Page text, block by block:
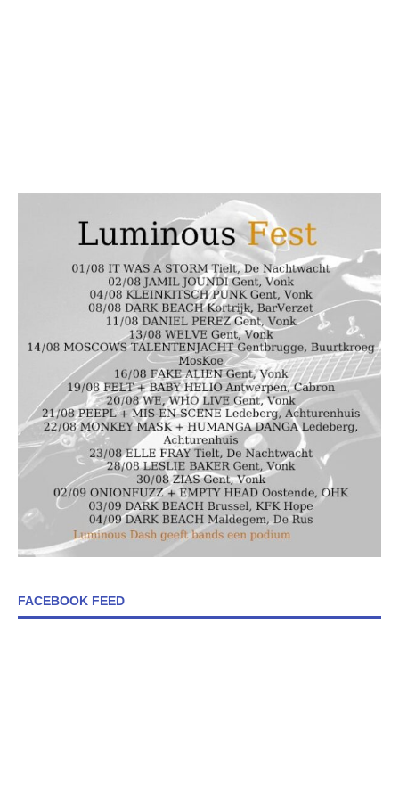
FACEBOOK FEED